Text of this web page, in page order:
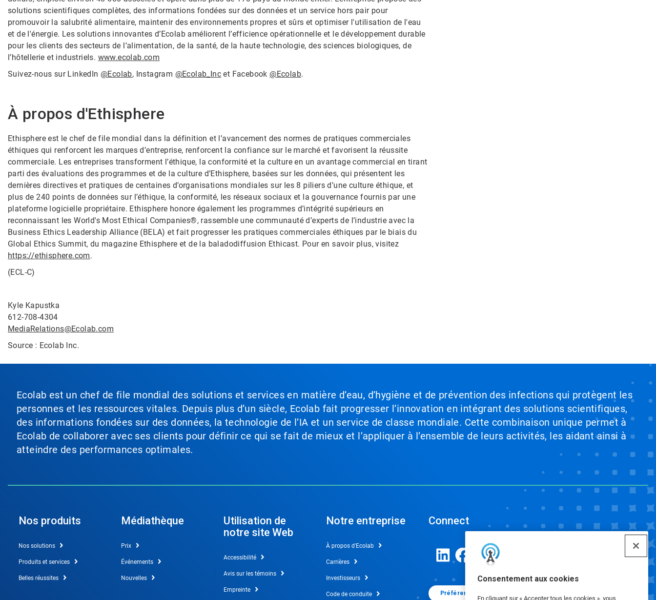
Consentement aux cookies
En cliquant sur « Accepter tous les cookies », vous
solutions scientifiques complètes, des informations fondées sur des données et un service hors pair pour
promouvoir la salubrité alimentaire, maintenir des environnements propres et sûrs et optimiser l'utilisation de l'eau
et de l'énergie. Les solutions innovantes d’Ecolab améliorent l’efficience opérationnelle et le développement durable
pour les clients des secteurs de l’alimentation, de la santé, de la haute technologie, des sciences biologiques, de
l’hôtellerie et industriels. www.ecolab.com
Suivez-nous sur LinkedIn @Ecolab, Instagram @Ecolab_Inc et Facebook @Ecolab.
À propos d'Ethisphere​​​​​​​
Ethisphere est le chef de file mondial dans la définition et l’avancement des normes de pratiques commerciales
éthiques qui renforcent les marques d’entreprise, renforcent la confiance sur le marché et favorisent la réussite
commerciale. Les entreprises transforment l’éthique, la conformité et la culture en un avantage commercial en tirant
parti des évaluations des programmes et de la culture d’Ethisphere, basées sur les données, qui présentent les
dernières directives et pratiques de centaines d’organisations mondiales sur les 8 piliers d’une culture éthique, et
plus de 240 points de données sur l’éthique, la conformité, les réseaux sociaux et la gouvernance fournis par une
plateforme logicielle propriétaire. Ethisphere honore également les programmes d’intégrité supérieurs en
reconnaissant les World's Most Ethical Companies®, rassemble une communauté d’experts de l’industrie avec la
Business Ethics Leadership Alliance (BELA) et fait progresser les pratiques commerciales éthiques par le biais du
Global Ethics Summit, du magazine Ethisphere et de la baladodiffusion Ethicast. Pour en savoir plus, visitez
https://ethisphere.com.
(ECL-C)
Kyle Kapustka
612-708-4304
MediaRelations@Ecolab.com
Source : Ecolab Inc.
Ecolab est un chef de file mondial des solutions et services en matière d’eau, d’hygiène et de prévention des infections qui protègent les
personnes et les ressources vitales. Depuis plus d’un siècle, Ecolab fait progresser l’innovation en intégrant des solutions scientifiques,
des informations fondées sur des données, la technologie de l’IA et un service de classe mondiale. Cette combinaison unique permet à
Ecolab de collaborer avec ses clients pour définir ce qui se fait de mieux et l’appliquer à l’ensemble de leurs activités, les aidant ainsi à
atteindre des performances optimales.
Nos produits
Nos solutions
Produits et services
Belles réussites
Médiathèque
Prix
Événements
Nouvelles
Utilisation de
notre site Web
Accessibilité
Avis sur les témoins
Empreinte
Notre entreprise
À propos d'Ecolab
Carrières
Investisseurs
Code de conduite
Connect
Préférences en matière de cookies